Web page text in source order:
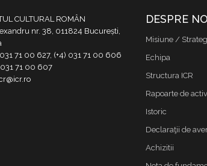
CULTURAL ROMÂN
nr. 38, 011824 București,
031 71 00 627, (+4) 031 71 00 606
031 71 00 607
DESPRE
Misiune /
Echipa
Structura ICR
Rapoarte de
Istoric
Declaraţii de
Achizitii